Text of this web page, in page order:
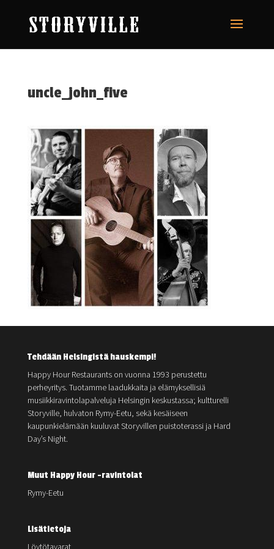
uncle_john_five
Tehdään Helsingistä hauskempi!
Happy Hour Restaurants on vuonna 1993 perustettu
perheyritys. Tuotamme laadukkaita ja elämyksellisiä
musiikkiravintolapalveluja Helsingin keskustassa; kultturelli
Storyville, hulvaton Rymy-Eetu, sekä kesäiseen
kaupunkielämään kuuluvat Storyvillen puistoterassi ja Hard
Day’s Night.
Muut Happy Hour -ravintolat
Rymy-Eetu
Lisätietoja